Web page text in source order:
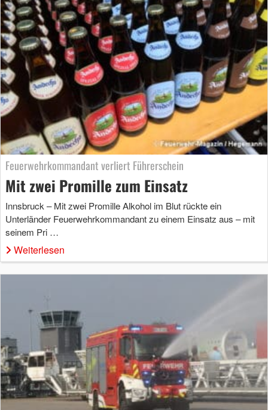
Feuerwehrkommandant verliert Führerschein
Mit zwei Promille zum Einsatz
Innsbruck – Mit zwei Promille Alkohol im Blut rückte ein
Unterländer Feuerwehrkommandant zu einem Einsatz aus – mit
seinem Pri …
Weiterlesen